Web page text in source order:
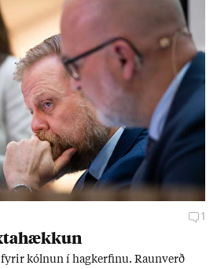
1
fyr­ir kóln­un í hag­kerf­inu. Raun­verð